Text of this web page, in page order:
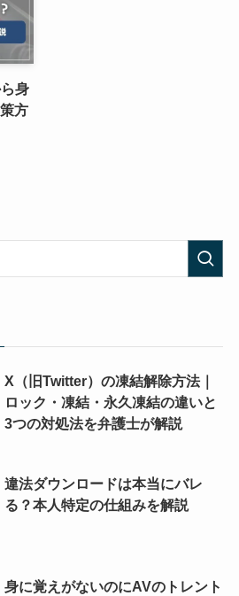
身
方
X（旧Twitter）の凍結解除方法｜
ロック・凍結・永久凍結の違いと
3つの対処法を弁護士が解説
違法ダウンロードは本当にバレ
る？本人特定の仕組みを解説
身に覚えがないのにAVのトレント